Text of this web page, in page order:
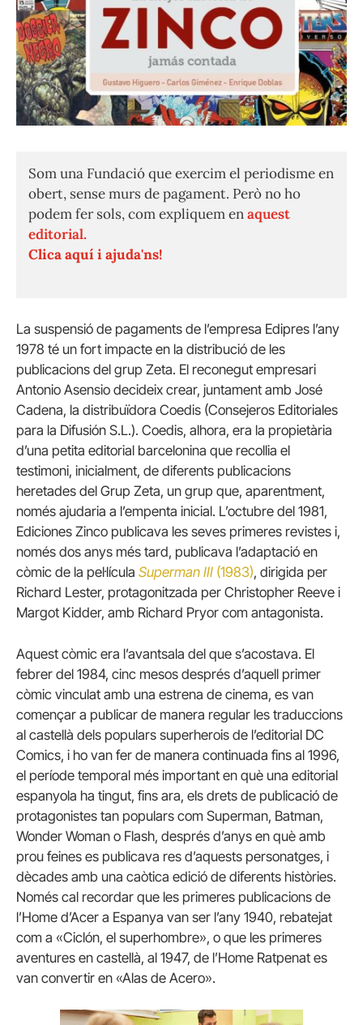
Som una Fundació que exercim el periodisme en
obert, sense murs de pagament. Però no ho
podem fer sols, com expliquem enaquest
editorial.
Clica aquí i ajuda'ns!
La suspensió de pagaments de l’empresa Edipres l’any
1978 té un fort impacte en la distribució de les
publicacions del grup Zeta. El reconegut empresari
Antonio Asensio decideix crear, juntament amb José
Cadena, la distribuïdora Coedis (Consejeros Editoriales
para la Difusión S.L.). Coedis, alhora, era la propietària
d’una petita editorial barcelonina que recollia el
testimoni, inicialment, de diferents publicacions
heretades del Grup Zeta, un grup que, aparentment,
només ajudaria a l’empenta inicial. L’octubre del 1981,
Ediciones Zinco publicava les seves primeres revistes i,
només dos anys més tard, publicava l’adaptació en
còmic de la pel·lícula Superman III (1983), dirigida per
Richard Lester, protagonitzada per Christopher Reeve i
Margot Kidder, amb Richard Pryor com antagonista.
Aquest còmic era l’avantsala del que s’acostava. El
febrer del 1984, cinc mesos després d’aquell primer
còmic vinculat amb una estrena de cinema, es van
començar a publicar de manera regular les traduccions
al castellà dels populars superherois de l’editorial DC
Comics, i ho van fer de manera continuada fins al 1996,
el període temporal més important en què una editorial
espanyola ha tingut, fins ara, els drets de publicació de
protagonistes tan populars com Superman, Batman,
Wonder Woman o Flash, després d’anys en què amb
prou feines es publicava res d’aquests personatges, i
dècades amb una caòtica edició de diferents històries.
Només cal recordar que les primeres publicacions de
l’Home d’Acer a Espanya van ser l’any 1940, rebatejat
com a «Ciclón, el superhombre», o que les primeres
aventures en castellà, al 1947, de l’Home Ratpenat es
van convertir en «Alas de Acero».